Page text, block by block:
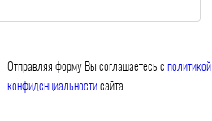
Отправляя форму Вы соглашаетесь с политикой
конфиденциальности сайта.